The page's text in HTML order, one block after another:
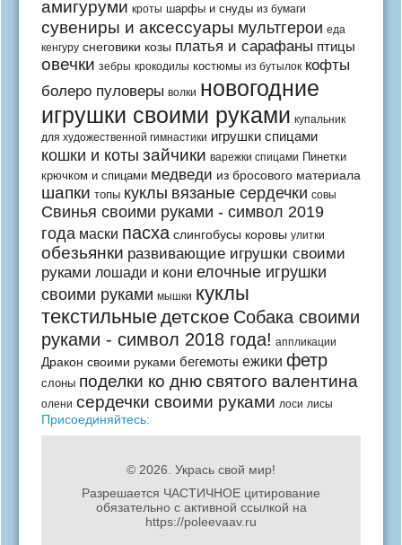
амигуруми кроты шарфы и снуды из бумаги
сувениры и аксессуары мультгерои еда
кенгуру снеговики козы платья и сарафаны птицы
овечки зебры крокодилы костюмы из бутылок кофты
болеро пуловеры волки новогодние
игрушки своими руками купальник
для художественной гимнастики игрушки спицами
кошки и коты зайчики варежки спицами Пинетки
крючком и спицами медведи из бросового материала
шапки топы куклы вязаные сердечки совы
Свинья своими руками - символ 2019
года маски пасха слингобусы коровы улитки
обезьянки развивающие игрушки своими
руками лошади и кони елочные игрушки
своими руками мышки куклы
текстильныедетское Собака своими
руками - символ 2018 года! аппликации
Дракон своими руками бегемоты ежики фетр
слоны поделки ко дню святого валентина
олени сердечки своими руками лоси лисы
Присоединяйтесь:
© 2026. Укрась свой мир!
Разрешается ЧАСТИЧНОЕ цитирование
обязательно с активной ссылкой на
https://poleevaav.ru